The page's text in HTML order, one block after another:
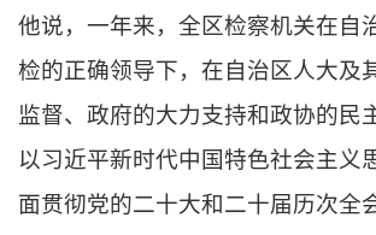
他说，一年来，全区检察机关在自
检的正确领导下，在自治区人大及
监督、政府的大力支持和政协的民
以习近平新时代中国特色社会主义
面贯彻党的二十大和二十届历次全